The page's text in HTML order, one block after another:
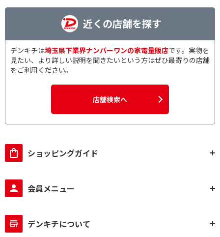
近くの店舗を探す
デンキチは埼玉県下業界ナンバーワンの家電量販店です。実物を
見たい、より詳しい説明を聞きたいという方はぜひ最寄りの店舗
をご利用ください。
店舗検索へ
ショッピングガイド
会員メニュー
デンキチについて